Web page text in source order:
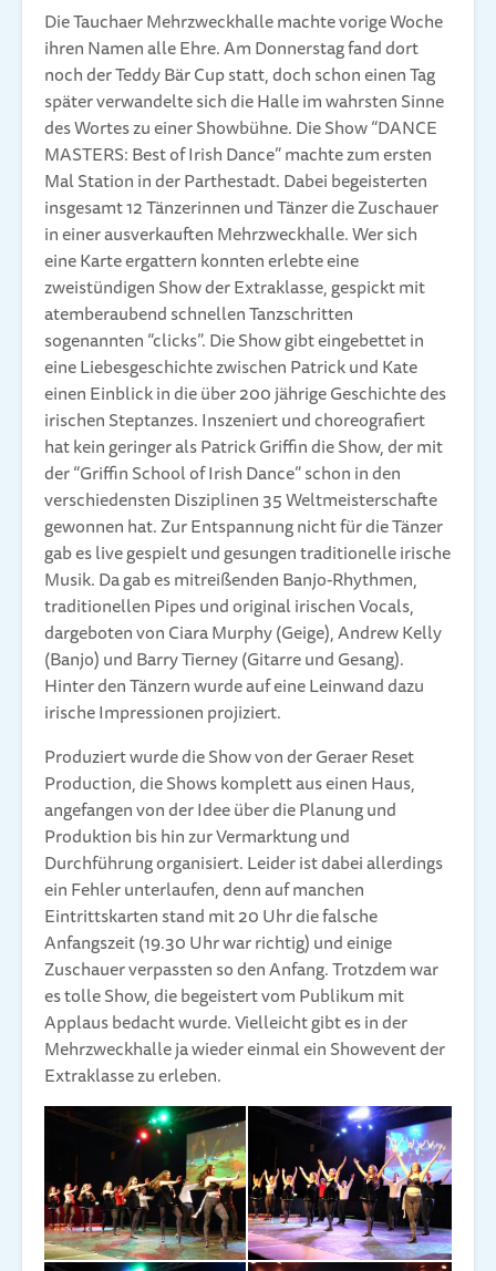
Die Tauchaer Mehrzweckhalle machte vorige Woche
ihren Namen alle Ehre. Am Donnerstag fand dort
noch der Teddy Bär Cup statt, doch schon einen Tag
später verwandelte sich die Halle im wahrsten Sinne
des Wortes zu einer Showbühne. Die Show “DANCE
MASTERS: Best of Irish Dance” machte zum ersten
Mal Station in der Parthestadt. Dabei begeisterten
insgesamt 12 Tänzerinnen und Tänzer die Zuschauer
in einer ausverkauften Mehrzweckhalle. Wer sich
eine Karte ergattern konnten erlebte eine
zweistündigen Show der Extraklasse, gespickt mit
atemberaubend schnellen Tanzschritten
sogenannten “clicks”. Die Show gibt eingebettet in
eine Liebesgeschichte zwischen Patrick und Kate
einen Einblick in die über 200 jährige Geschichte des
irischen Steptanzes. Inszeniert und choreografiert
hat kein geringer als Patrick Griffin die Show, der mit
der “Griffin School of Irish Dance” schon in den
verschiedensten Disziplinen 35 Weltmeisterschafte
gewonnen hat. Zur Entspannung nicht für die Tänzer
gab es live gespielt und gesungen traditionelle irische
Musik. Da gab es mitreißenden Banjo-Rhythmen,
traditionellen Pipes und original irischen Vocals,
dargeboten von Ciara Murphy (Geige), Andrew Kelly
(Banjo) und Barry Tierney (Gitarre und Gesang).
Hinter den Tänzern wurde auf eine Leinwand dazu
irische Impressionen projiziert.
Produziert wurde die Show von der Geraer Reset
Production, die Shows komplett aus einen Haus,
angefangen von der Idee über die Planung und
Produktion bis hin zur Vermarktung und
Durchführung organisiert. Leider ist dabei allerdings
ein Fehler unterlaufen, denn auf manchen
Eintrittskarten stand mit 20 Uhr die falsche
Anfangszeit (19.30 Uhr war richtig) und einige
Zuschauer verpassten so den Anfang. Trotzdem war
es tolle Show, die begeistert vom Publikum mit
Applaus bedacht wurde. Vielleicht gibt es in der
Mehrzweckhalle ja wieder einmal ein Showevent der
Extraklasse zu erleben.